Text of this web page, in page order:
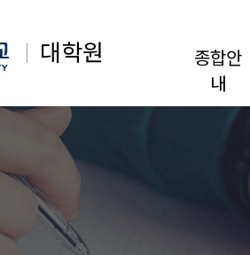
대학원
종합안
내